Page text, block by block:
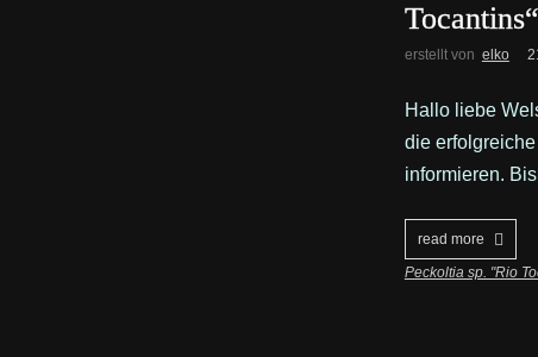
Tocantins“
erstellt von elko
Hallo liebe
die erfolgreiche
informieren.
read more
Peckoltia sp. "Rio